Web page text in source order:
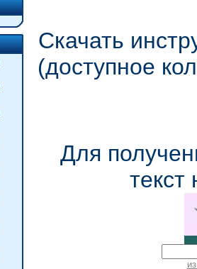
Скачать
(доступное
Для
текст